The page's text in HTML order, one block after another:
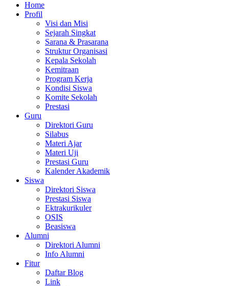
Home
Profil
Visi dan Misi
Sejarah Singkat
Sarana & Prasarana
Struktur Organisasi
Kepala Sekolah
Kemitraan
Program Kerja
Kondisi Siswa
Komite Sekolah
Prestasi
Guru
Direktori Guru
Silabus
Materi Ajar
Materi Uji
Prestasi Guru
Kalender Akademik
Siswa
Direktori Siswa
Prestasi Siswa
Ektrakurikuler
OSIS
Beasiswa
Alumni
Direktori Alumni
Info Alumni
Fitur
Daftar Blog
Link